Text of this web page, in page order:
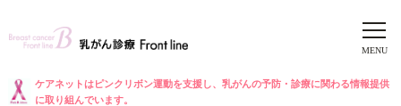
ケアネットはピンクリボン運動を支援し、乳がんの予防・診療に関わる情報提供
に取り組んでいます。